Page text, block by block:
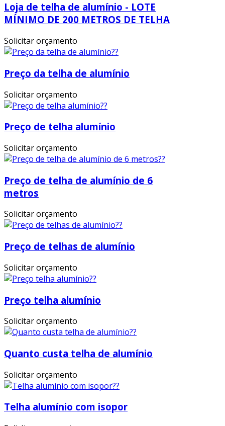
Loja de telha de alumínio - LOTE
MÍNIMO DE 200 METROS DE TELHA
Solicitar orçamento
Preço da telha de alumínio
Solicitar orçamento
Preço de telha alumínio
Solicitar orçamento
Preço de telha de alumínio de 6
metros
Solicitar orçamento
Preço de telhas de alumínio
Solicitar orçamento
Preço telha alumínio
Solicitar orçamento
Quanto custa telha de alumínio
Solicitar orçamento
Telha alumínio com isopor